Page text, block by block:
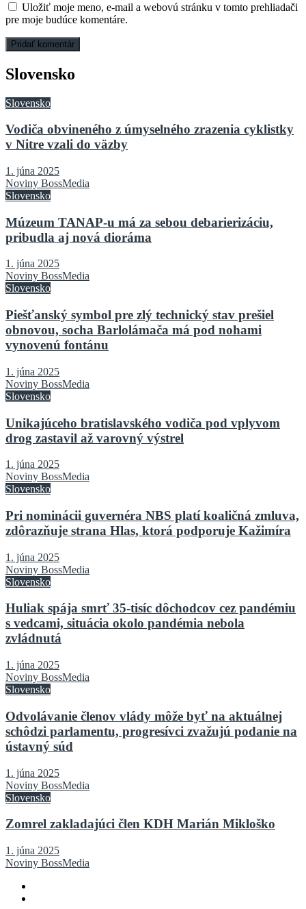
Uložiť moje meno, e-mail a webovú stránku v tomto prehliadači
pre moje budúce komentáre.
Slovensko
Slovensko
Vodiča obvineného z úmyselného zrazenia cyklistky
v Nitre vzali do väzby
1. júna 2025
Noviny BossMedia
Slovensko
Múzeum TANAP-u má za sebou debarierizáciu,
pribudla aj nová dioráma
1. júna 2025
Noviny BossMedia
Slovensko
Piešťanský symbol pre zlý technický stav prešiel
obnovou, socha Barlolámača má pod nohami
vynovenú fontánu
1. júna 2025
Noviny BossMedia
Slovensko
Unikajúceho bratislavského vodiča pod vplyvom
drog zastavil až varovný výstrel
1. júna 2025
Noviny BossMedia
Slovensko
Pri nominácii guvernéra NBS platí koaličná zmluva,
zdôrazňuje strana Hlas, ktorá podporuje Kažimíra
1. júna 2025
Noviny BossMedia
Slovensko
Huliak spája smrť 35-tisíc dôchodcov cez pandémiu
s vedcami, situácia okolo pandémia nebola
zvládnutá
1. júna 2025
Noviny BossMedia
Slovensko
Odvolávanie členov vlády môže byť na aktuálnej
schôdzi parlamentu, progresívci zvažujú podanie na
ústavný súd
1. júna 2025
Noviny BossMedia
Slovensko
Zomrel zakladajúci člen KDH Marián Mikloško
1. júna 2025
Noviny BossMedia